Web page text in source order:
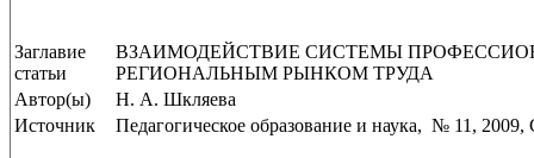
Заглавие
статьи
ВЗАИМОДЕЙСТВИЕ СИСТЕМЫ
РЕГИОНАЛЬНЫМ РЫНКОМ ТРУДА
Автор(ы)
Н. А. Шкляева
Источник
Педагогическое образование и наука, № 11, 2009,